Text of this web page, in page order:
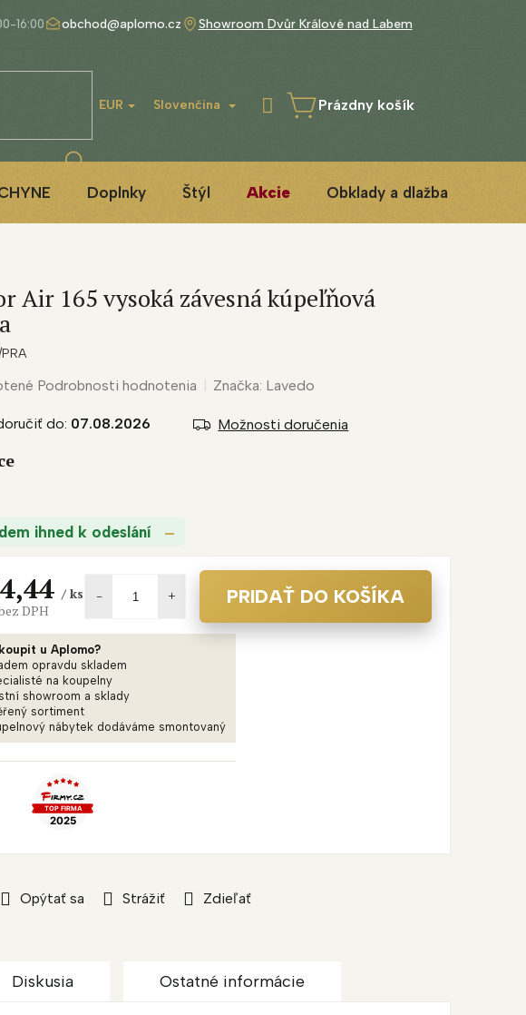
obchod@aplomo.cz Showroom Dvůr Králové nad Labem
EUR Slovenčina
NÁKUPNÝ
Prázdny košík
Doplnky Štýl Akcie Obklady a dlažba
ihned k odeslání
do: 07.08.2026 Možnosti doručenia
Opýtať sa Strážiť Zdieľať
Air 165 vysoká závesná kúpeľňová
Podrobnosti hodnotenia Značka: Lavedo
/ ks
DPH
PRIDAŤ DO KOŠÍKA
u Aplomo?
opravdu skladem
na koupelny
showroom a sklady
sortiment
nábytek dodáváme smontovaný
Diskusia Ostatné informácie